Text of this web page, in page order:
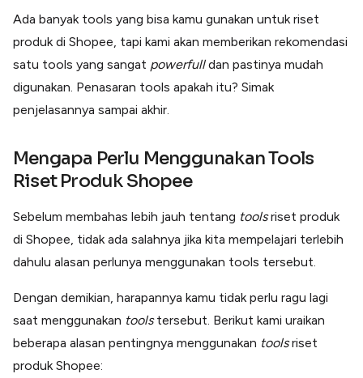
Ada banyak tools yang bisa kamu gunakan untuk riset
produk di Shopee, tapi kami akan memberikan rekomendasi
satu tools yang sangat powerfulldan pastinya mudah
digunakan. Penasaran tools apakah itu? Simak
penjelasannya sampai akhir.
Mengapa Perlu Menggunakan Tools
Riset Produk Shopee
Sebelum membahas lebih jauh tentang toolsriset produk
di Shopee, tidak ada salahnya jika kita mempelajari terlebih
dahulu alasan perlunya menggunakan tools tersebut.
Dengan demikian, harapannya kamu tidak perlu ragu lagi
saat menggunakan toolstersebut. Berikut kami uraikan
beberapa alasan pentingnya menggunakan toolsriset
produk Shopee: